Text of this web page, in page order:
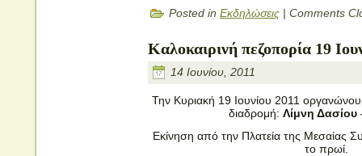
Posted in Εκδηλώσεις | Comments
Καλοκαιρινή πεζοπορία 19
14 Ιουνίου, 2011
Την Κυριακή 19 Ιουνίου 2011
διαδρομή: Λίμνη Δασίου
Εκίνηση από την Πλατεία της Μεσαίας
το πρωί.